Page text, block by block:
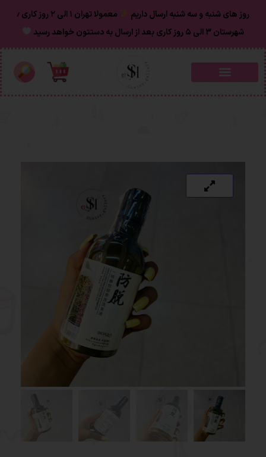
روز های شنبه و سه شنبه ارسال داریم
معمولا تهران ۱ الی ۲ روز‌ کاری ٫
شهرستان ۳ الی ۵ روز کاری بعد از ارسال به دستتون خواهد رسید